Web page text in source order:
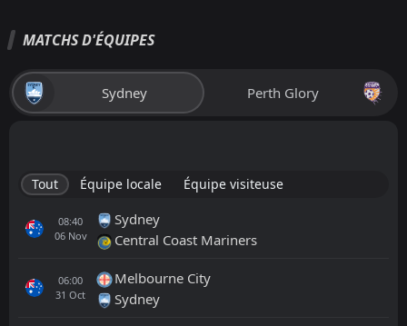
MATCHS D'ÉQUIPES
Sydney Perth Glory
Tout Équipe locale Équipe visiteuse
08:40
06 Nov
Sydney
Central Coast Mariners
06:00
31 Oct
Melbourne City
Sydney